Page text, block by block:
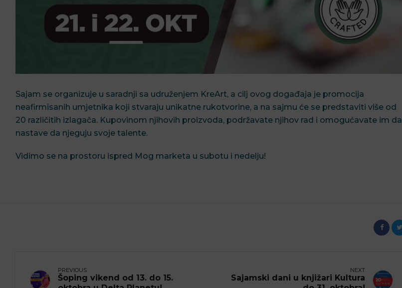
Sajam se organizuje u saradnji sa udruženjem KreArt, a cilj ovog događaja je promocija
neafirmisanih umjetnika koji stvaraju unikatne rukotvorine, a na sajmu će se predstaviti više od
20 različitih izlagača. Kupovinom njihovih proizvoda, podržavate njihov rad i omogućavate im da
nastave da njeguju svoje talente.
Vidimo se na prostoru ispred Mog marketa u subotu i nedelju!
PREVIOUS
Šoping vikend od 13. do 15.
NEXT
Sajamski dani u knjižari Kultura